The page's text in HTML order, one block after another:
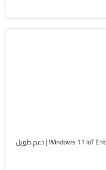
تحميل ويندوز Windows 11 IoT Enterprise LTSC Eclipse11 | دعم طويل